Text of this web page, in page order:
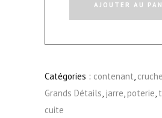
Lot
2
"Fabien"
AJOUTER AU
Catégories : contenant, cruche
Grands Détails, jarre,poterie,
cuite